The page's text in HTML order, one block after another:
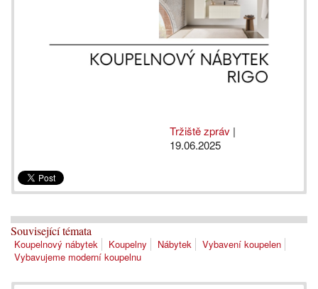
Tržiště zpráv |
19.06.2025
Související témata
Koupelnový nábytek Koupelny Nábytek
Vybavení koupelen
Vybavujeme moderní koupelnu